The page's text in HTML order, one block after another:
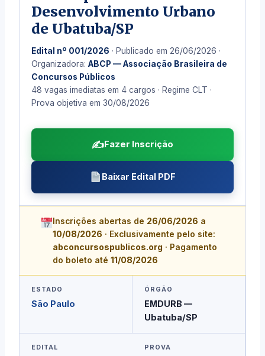
Desenvolvimento Urbano
de Ubatuba/SP
Edital nº 001/2026 · Publicado em 26/06/2026 ·
Organizadora: ABCP — Associação Brasileira de
Concursos Públicos
48 vagas imediatas em 4 cargos · Regime CLT ·
Prova objetiva em 30/08/2026
✍️Fazer Inscrição
Baixar Edital PDF
Inscrições abertas de 26/06/2026 a
10/08/2026 · Exclusivamente pelo site:
abconcursospublicos.org · Pagamento
do boleto até11/08/2026
ESTADO
São Paulo
ÓRGÃO
EMDURB —
Ubatuba/SP
EDITAL PROVA